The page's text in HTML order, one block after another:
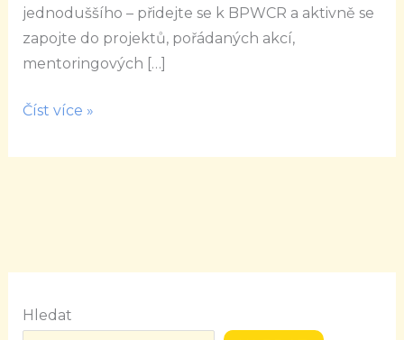
jednoduššího – přidejte se k BPWCR a aktivně se
zapojte do projektů, pořádaných akcí,
mentoringových […]
Číst více »
Hledat